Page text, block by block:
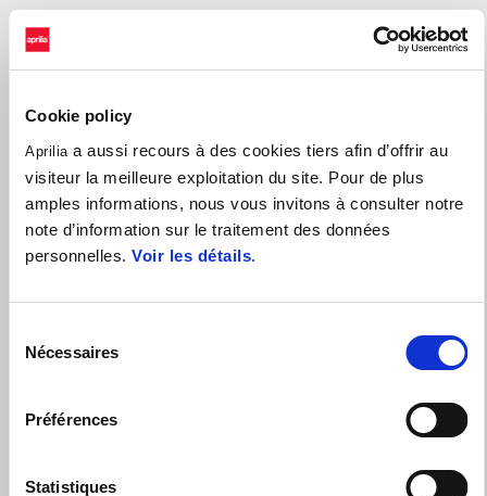
Cookie policy
Aprilia a aussi recours à des cookies tiers afin d’offrir au
visiteur la meilleure exploitation du site. Pour de plus
amples informations, nous vous invitons à consulter notre
note d’information sur le traitement des données
personnelles. Voir les détails.
Nécessaires
Préférences
Statistiques
4 ANS DE GARANTIE SUR LA GAMME DE SCOOTERS